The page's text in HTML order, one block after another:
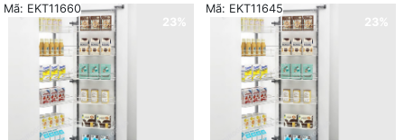
Mã: EKT11660 Mã: EKT11645